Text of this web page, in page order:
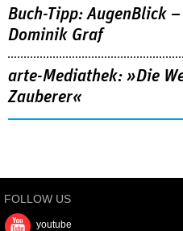
Buch-Tipp: AugenBlick
Dominik Graf
arte-Mediathek: »Die
Zauberer«
FOLLOW US
youtube